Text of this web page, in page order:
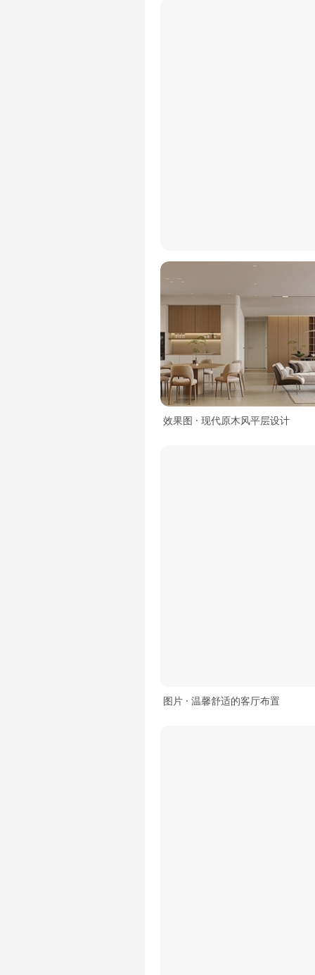
效果图 · 现代原木风平层设计
图片 · 温馨舒适的客厅布置